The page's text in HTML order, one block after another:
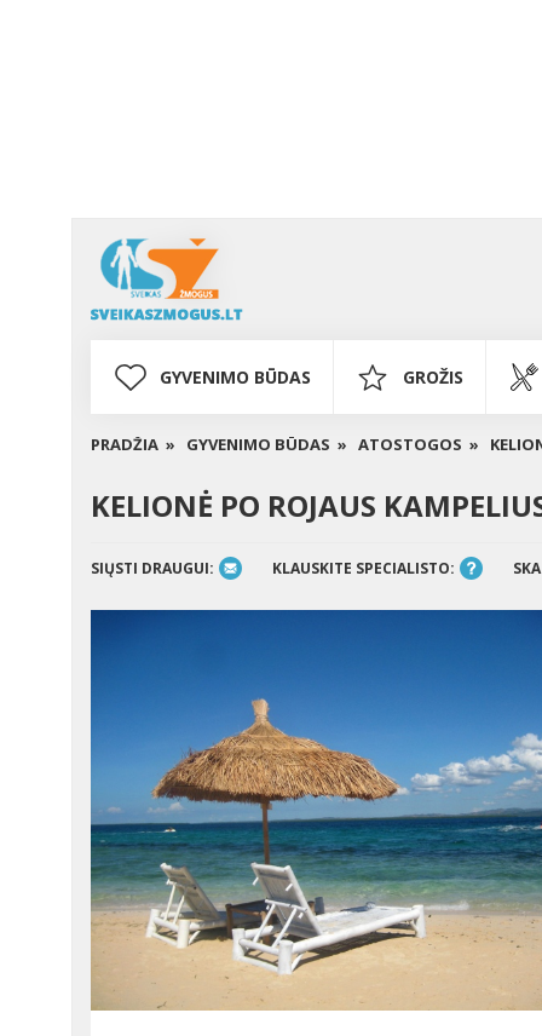
GYVENIMO BŪDAS GROŽIS
PRADŽIA » GYVENIMO BŪDAS » ATOSTOGOS »
KELIONĖ PO ROJAUS
SIŲSTI DRAUGUI: KLAUSKITE SPECIALISTO: